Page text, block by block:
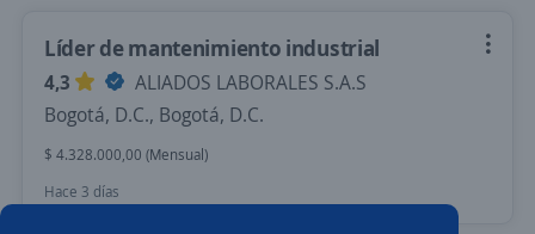
Líder de mantenimiento industrial
4,3
ALIADOS LABORALES S.A.S
Bogotá, D.C., Bogotá, D.C.
$ 4.328.000,00 (Mensual)
Hace 3 días